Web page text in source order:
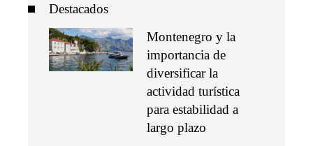
Destacados
Montenegro y la
importancia de
diversificar la
actividad turística
para estabilidad a
largo plazo